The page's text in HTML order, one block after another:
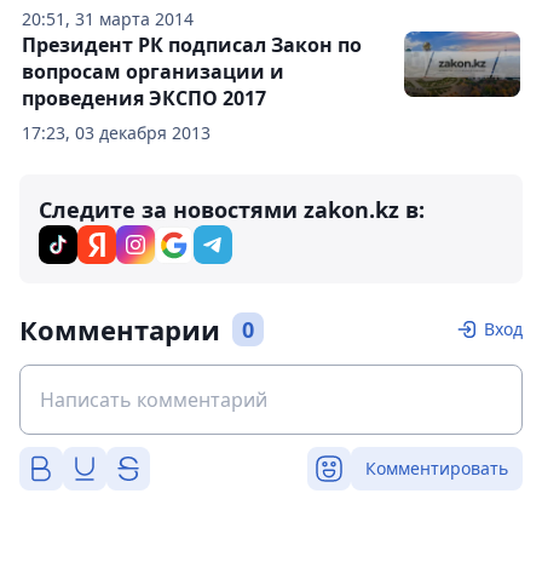
20:51, 31 марта 2014
17:23, 03 декабря 2013
Президент РК подписал Закон по
вопросам организации и
проведения ЭКСПО 2017
Следите за новостями zakon.kz в:
Комментарии 0 Вход
Комментировать